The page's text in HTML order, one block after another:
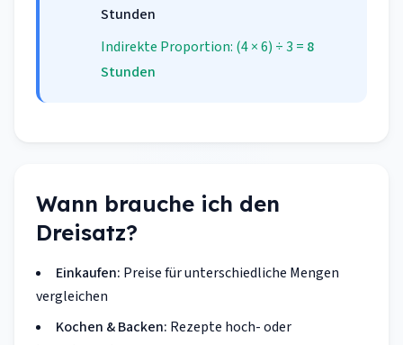
Stunden
Indirekte Proportion: (4 × 6) ÷ 3 = 8
Stunden
Wann brauche ich den
Dreisatz?
Einkaufen: Preise für unterschiedliche Mengen
vergleichen
Kochen & Backen: Rezepte hoch- oder